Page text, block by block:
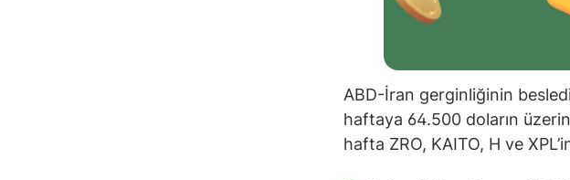
ABD-İran gerginliğinin
haftaya 64.500 doların
hafta ZRO, KAITO, H ve